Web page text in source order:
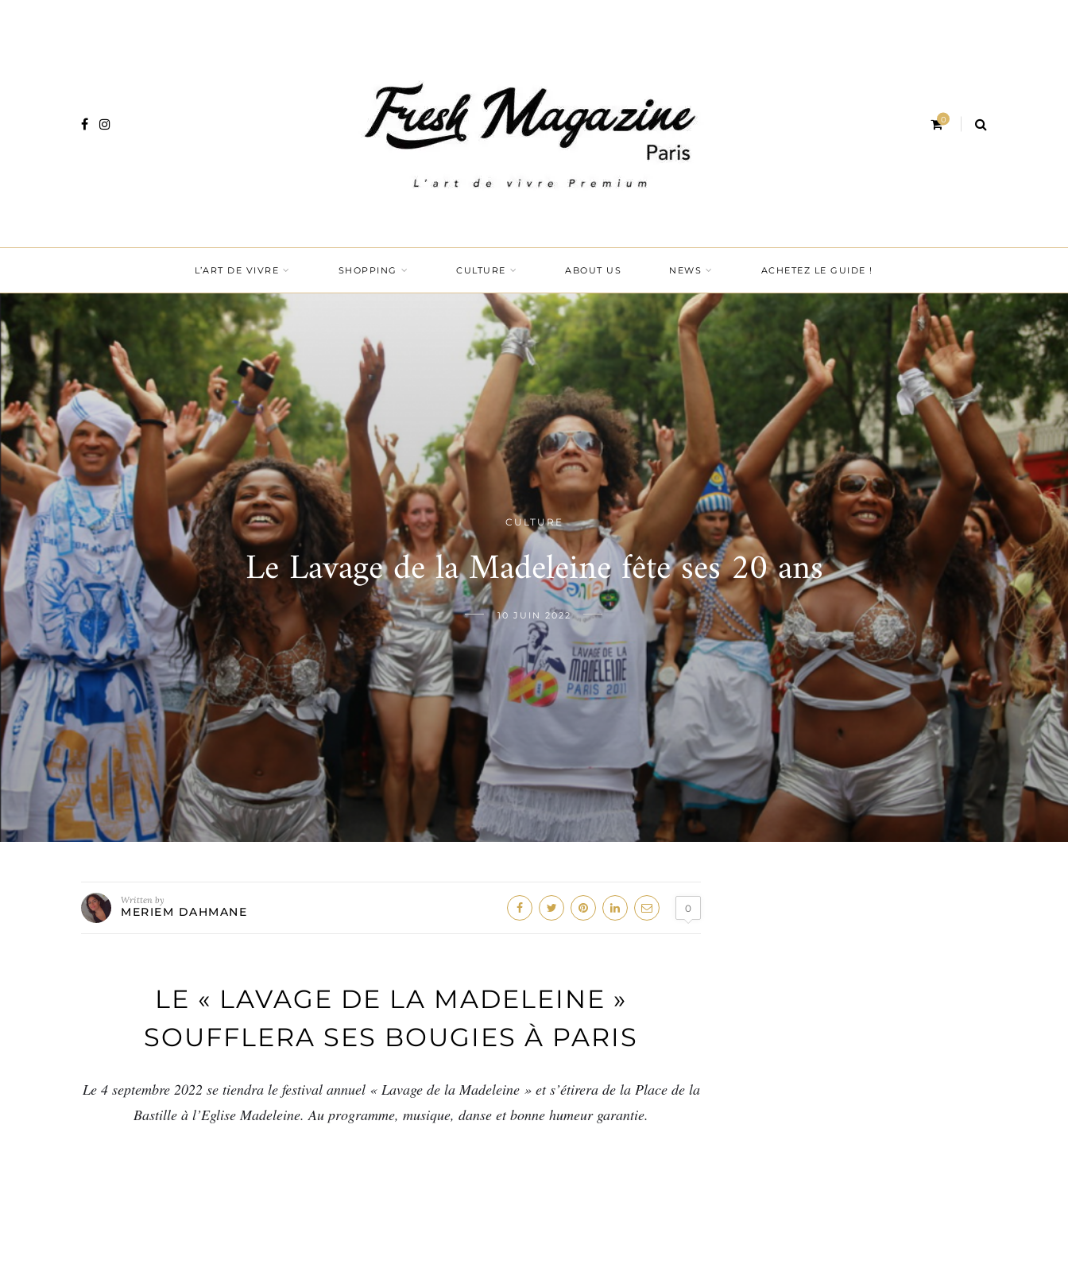
0
L’ART DE VIVRE SHOPPING CULTURE ABOUT US NEWS ACHETEZ LE GUIDE !
CULTURE
Le Lavage de la Madeleine fête ses 20 ans
10 JUIN 2022
Written by
MERIEM DAHMANE 0
LE « LAVAGE DE LA MADELEINE »
SOUFFLERA SES BOUGIES À PARIS
Le 4 septembre 2022 se tiendra le festival annuel « Lavage de la Madeleine » et s’étirera de la Place de la
Bastille à l’Eglise Madeleine. Au programme, musique, danse et bonne humeur garantie.